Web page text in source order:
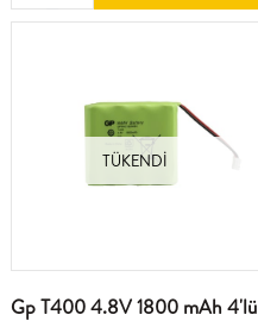
TÜKENDI
Gp T400 4.8V 1800 mAh 4'lü